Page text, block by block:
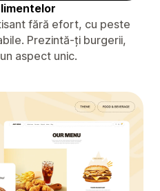
fără efort, cu peste
Prezintă-ți burgerii,
aspect unic.